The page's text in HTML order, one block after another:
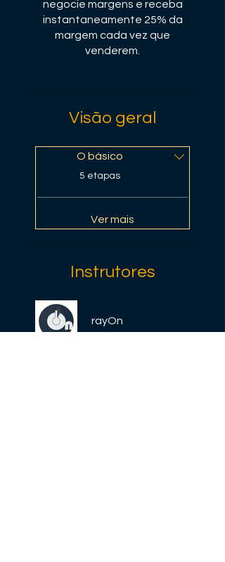
negocie margens e receba
instantaneamente 25% da
margem cada vez que
venderem.
Visão geral
O básico
.
5 etapas
Ver mais
Instrutores
rayOn